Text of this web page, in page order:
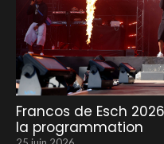
Francos de Esch
la programmation